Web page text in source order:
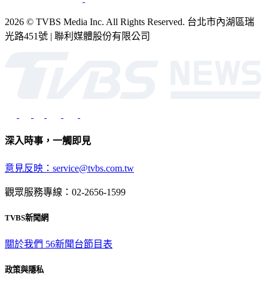
2026 © TVBS Media Inc. All Rights Reserved. 台北市內湖區瑞
光路451號 | 聯利媒體股份有限公司
深入時事，一觸即見
意見反映：service@tvbs.com.tw
觀眾服務專線：02-2656-1599
TVBS新聞網
關於我們 56新聞台節目表
政策與隱私